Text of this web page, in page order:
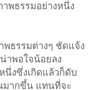
าพธรรมอย่างหนึ่ง
พธรรมต่างๆ ชัดแจ้ง
าพอใจน้อยลง
นึ่งซึ่งเกิดแล้วก็ดับ
มากขึ้น แทนที่จะ